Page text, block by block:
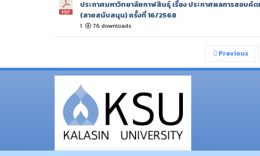
ประกาศมหาวิทยาลัยกาฬสินธุ์ เรื่อง ประกาศผลการสอบคั
(สายสนับสนุน) ครั้งที่ 16/2568
1 76 downloads
Previous